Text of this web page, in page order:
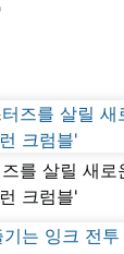
를 살릴 새로
크럼블'